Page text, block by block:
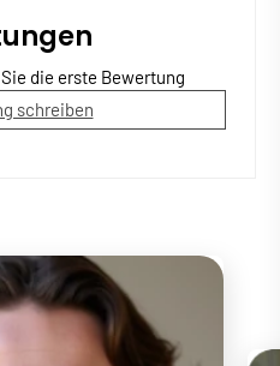
die erste Bewertung
schreiben